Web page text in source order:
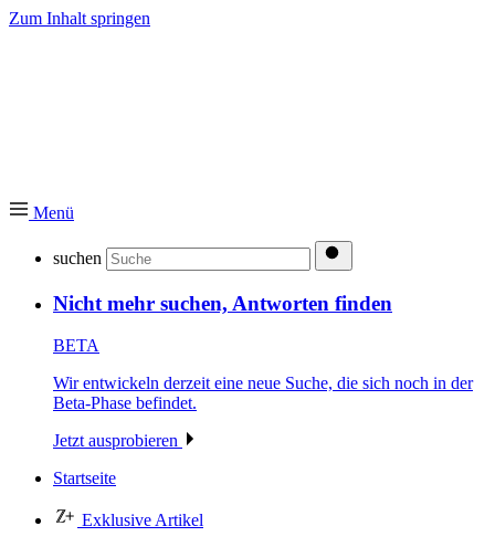
Zum Inhalt springen
Menü
suchen
Nicht mehr suchen, Antworten finden
BETA
Wir entwickeln derzeit eine neue Suche, die sich noch in der
Beta-Phase befindet.
Jetzt ausprobieren
Startseite
Exklusive Artikel